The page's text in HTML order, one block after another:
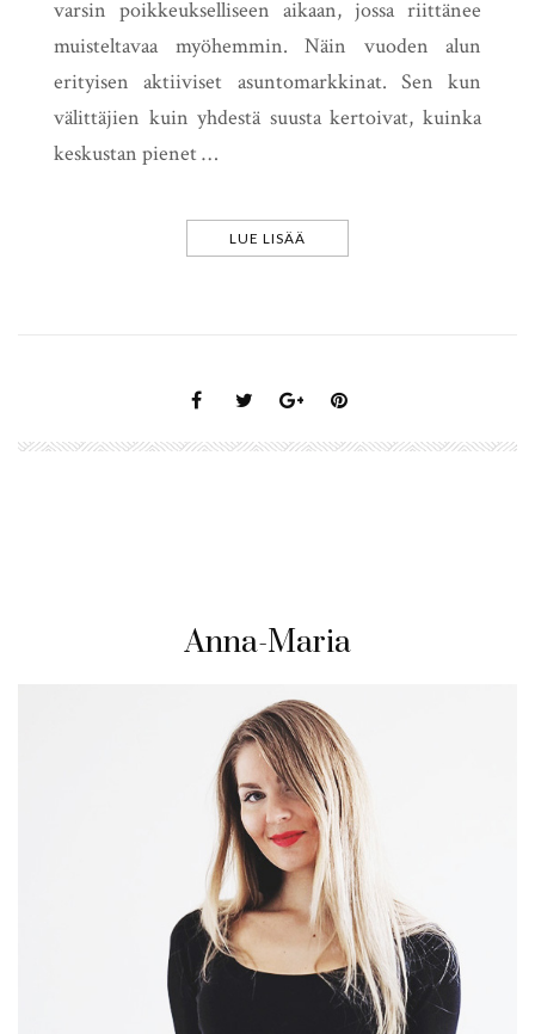
varsin poikkeukselliseen aikaan, jossa riittänee
muisteltavaa myöhemmin. Näin vuoden alun
erityisen aktiiviset asuntomarkkinat. Sen kun
välittäjien kuin yhdestä suusta kertoivat, kuinka
keskustan pienet …
LUE LISÄÄ
Anna-Maria